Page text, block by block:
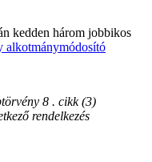
kedden három jobbikos
alkotmánymódosító
8 . cikk (3)
rendelkezés